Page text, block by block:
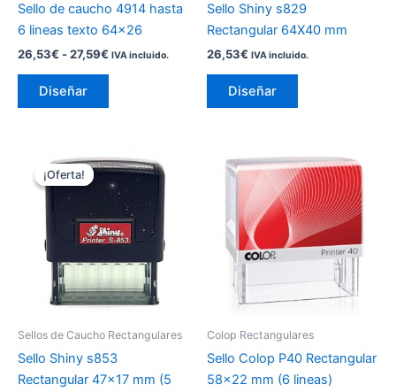
Sello de caucho 4914 hasta
6 lineas texto 64×26
26,53€ -27,59€ IVA incluido.
Diseñar
en
la
página
Sello Shiny s829
Rectangular 64X40 mm
26,53€ IVA incluido.
Diseñar
en
la
página
¡Oferta!
¡Oferta!
Sellos de Caucho Rectangulares
Sello Shiny s853
Rectangular 47×17 mm (5
precio
original
era:
18,57€.
precio
actual
es:
16,93€.
Este
producto
tiene
múltiples
variantes.
Las
opciones
se
en
Colop Rectangulares
Sello Colop P40 Rectangular
58×22 mm (6 lineas)
Este
producto
tiene
múltiples
variantes.
Las
opciones
se
en